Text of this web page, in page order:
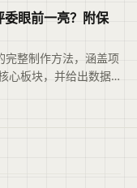
，再进入原文查看完
委眼前一亮？附保
完整制作方法，涵盖项
心板块，并给出数据
委认可度。摘要依